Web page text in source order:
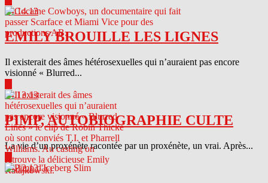
04.14.13
EMILY BROUILLE LES LIGNES
Il existerait des âmes hétérosexuelles qui n’auraient pas encore
visionné « Blurred...
04.13.13
PIMP, AUTOBIOGRAPHIE CULTE
La vie d’un proxénète racontée par un proxénète, un vrai. Après...
04.12.13